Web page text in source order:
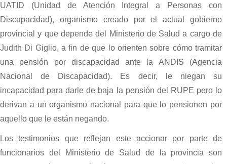
UATID (Unidad de Atención Integral a Personas con
Discapacidad), organismo creado por el actual gobierno
provincial y que depende del Ministerio de Salud a cargo de
Judith Di Giglio, a fin de que lo orienten sobre cómo tramitar
una pensión por discapacidad ante la ANDIS (Agencia
Nacional de Discapacidad). Es decir, le niegan su
incapacidad para darle de baja la pensión del RUPE pero lo
derivan a un organismo nacional para que lo pensionen por
aquello que le están negando.
Los testimonios que reflejan este accionar por parte de
funcionarios del Ministerio de Salud de la provincia son